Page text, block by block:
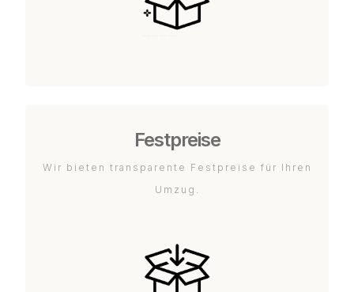
Festpreise
Wir bieten transparente Festpreise für Ihren
Umzug.